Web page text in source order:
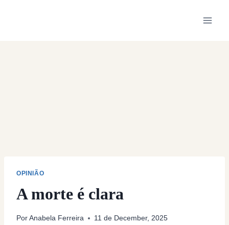
OPINIÃO
A morte é clara
Por Anabela Ferreira 11 de December, 2025